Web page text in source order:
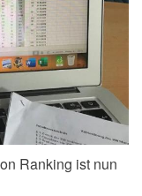
Ranking ist nun